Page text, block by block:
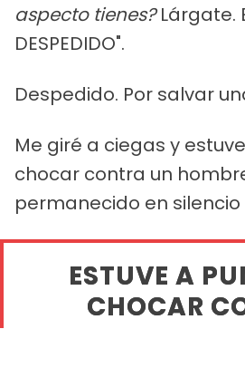
aspecto tienes?Lárgate.
DESPEDIDO".
Despedido. Por salvar
Me giré a ciegas y
chocar contra un
permanecido en
ESTUVE A
CHOCAR